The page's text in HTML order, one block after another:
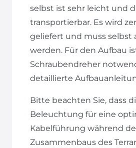
selbst ist sehr leicht und
transportierbar. Es wird
geliefert und muss selbst
werden. Für den Aufbau
Schraubendreher
detaillierte
Bitte beachten Sie, dass
Beleuchtung für eine
Kabelführung während
Zusammenbaus des